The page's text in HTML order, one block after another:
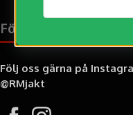
Följ oss på:
Följ oss gärna på
@RMjakt